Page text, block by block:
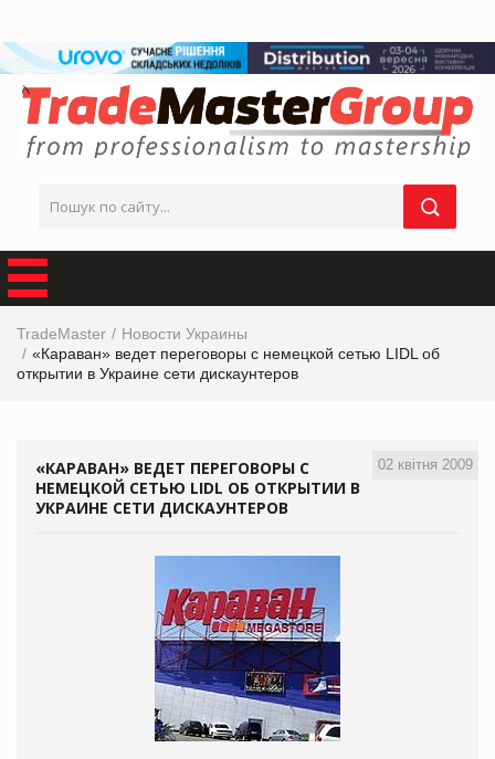
TradeMaster
Новости Украины
«Караван» ведет переговоры с немецкой сетью LIDL об
открытии в Украине сети дискаунтеров
02 квітня 2009
«КАРАВАН» ВЕДЕТ ПЕРЕГОВОРЫ С
НЕМЕЦКОЙ СЕТЬЮ LIDL ОБ ОТКРЫТИИ В
УКРАИНЕ СЕТИ ДИСКАУНТЕРОВ